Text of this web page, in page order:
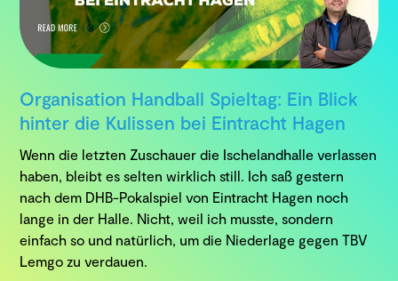
Organisation Handball Spieltag: Ein Blick
hinter die Kulissen bei Eintracht Hagen
Wenn die letzten Zuschauer die Ischelandhalle verlassen
haben, bleibt es selten wirklich still. Ich saß gestern
nach dem DHB-Pokalspiel von Eintracht Hagen noch
lange in der Halle. Nicht, weil ich musste, sondern
einfach so und natürlich, um die Niederlage gegen TBV
Lemgo zu verdauen.